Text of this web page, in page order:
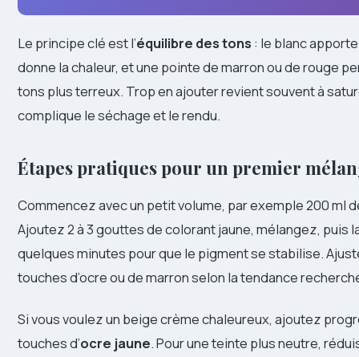
Le principe clé est l’équilibre des tons : le blanc
donne la chaleur, et une pointe de marron ou de rouge
tons plus terreux. Trop en ajouter revient souvent à
complique le séchage et le rendu.
Étapes pratiques pour un premier
Commencez avec un petit volume, par exemple 200 ml
Ajoutez 2 à 3 gouttes de colorant jaune, mélangez, puis
quelques minutes pour que le pigment se stabilise.
touches d’ocre ou de marron selon la tendance
Si vous voulez un beige crème chaleureux, ajoutez
touches d’ocre jaune. Pour une teinte plus neutre,